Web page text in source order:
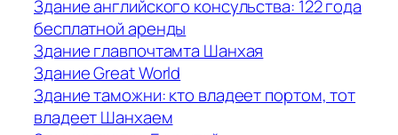
Здание английского консульства: 122 года
бесплатной аренды
Здание главпочтамта Шанхая
Здание Great World
Здание таможни: кто владеет портом, тот
владеет Шанхаем